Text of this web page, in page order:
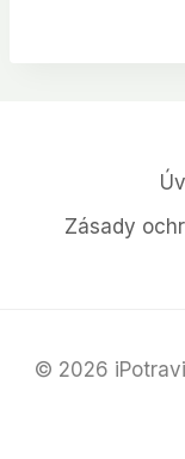
Zásady
© 2026